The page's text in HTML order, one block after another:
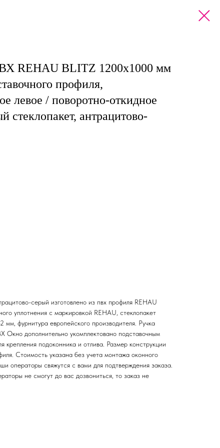
REHAU BLITZ 1200х1000 мм
профиля,
левое / поворотно-откидное
стеклопакет, антрацитово-
серый изготовлено из пвх профиля REHAU
уплотнения с маркировкой REHAU, стеклопакет
мм, фурнитура европейского производителя. Ручка
Окно дополнительно укомплектовано подставочным
подоконника и отлива. Размер конструкции
Стоимость указана без учета монтажа оконного
операторы свяжутся с вами для подтверждения заказа.
не смогут до вас дозвониться, то заказ не